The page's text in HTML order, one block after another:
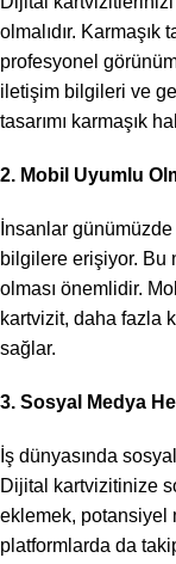
olmalıdır.
profesyonel
iletişim bilgileri ve
tasarımı karmaşık
2. Mobil Uyumlu
İnsanlar
bilgilere erişiyor. Bu
olması önemlidir.
kartvizit, daha fazla
sağlar.
3. Sosyal Medya
İş dünyasında
Dijital kartvizitinize
eklemek, potansiyel
platformlarda da